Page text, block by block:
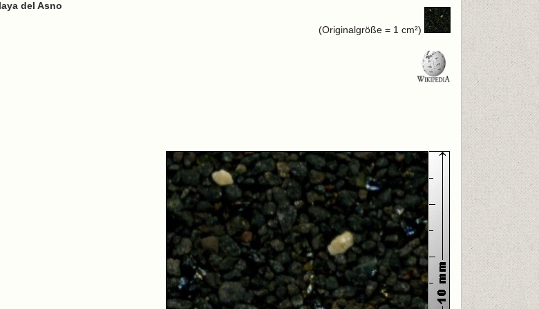
(Originalgröße = 1 cm²)
del Asno